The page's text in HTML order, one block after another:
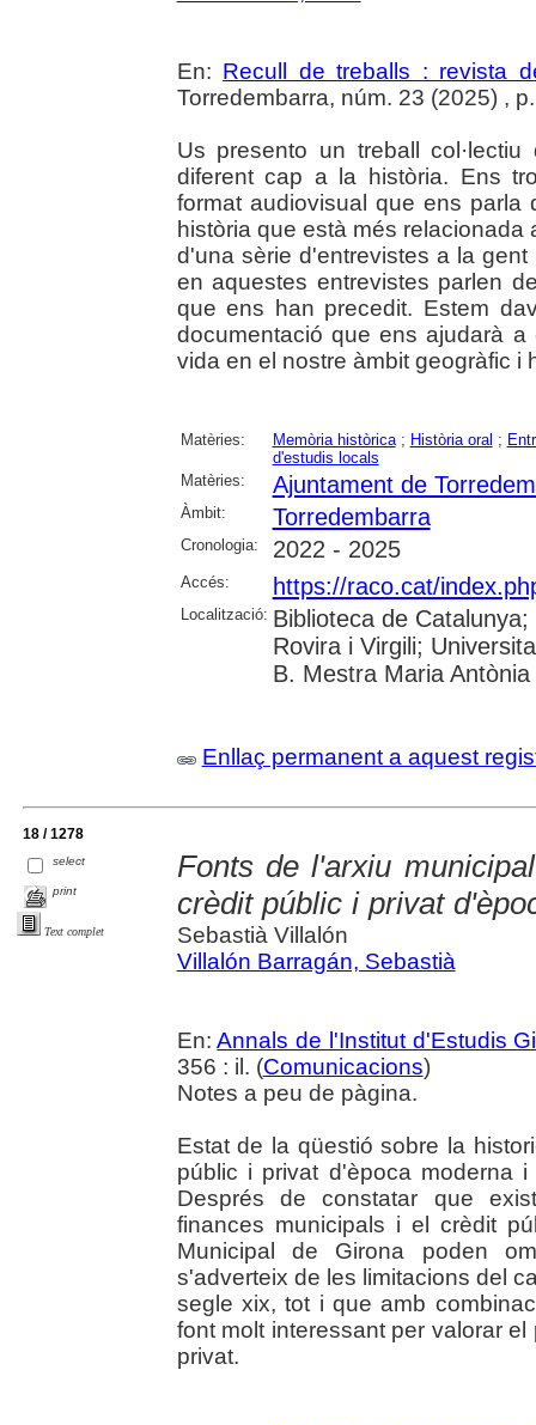
En: Recull de treballs : revista
Torredembarra, núm. 23 (2025) ,
Us presento un treball
diferent cap a la història. Ens
format audiovisual que ens parla
història que està més
d'una sèrie d'entrevistes a la
en aquestes entrevistes parlen
que ens han precedit. Estem
documentació que ens ajudarà
vida en el nostre àmbit geogràfic i
Matèries: Memòria històrica; Història oral ;
d'estudis locals
Matèries:
Ajuntament de
Àmbit: Torredembarra
Cronologia: 2022 - 2025
Accés: https://raco.cat/
Localització: Biblioteca de
Rovira i Virgili;
B. Mestra Maria
Enllaç permanent a aquest
18 / 1278
select
print
Text complet
Fonts de l'arxiu
crèdit públic i privat
Sebastià Villalón
Villalón Barragán, Sebastià
En:Annals de l'Institut d'Estudis
356 : il. (Comunicacions)
Notes a peu de pàgina.
Estat de la qüestió sobre la
públic i privat d'època moderna
Després de constatar que
finances municipals i el crèdit
Municipal de Girona poden
s'adverteix de les limitacions del
segle xix, tot i que amb
font molt interessant per valorar
privat.